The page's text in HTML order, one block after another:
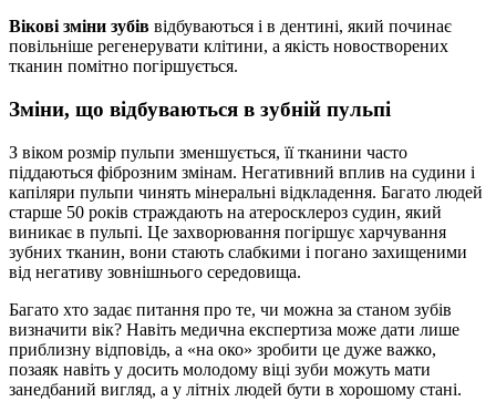
Вікові зміни зубів відбуваються і в дентині, який починає
повільніше регенерувати клітини, а якість новостворених
тканин помітно погіршується.
Зміни, що відбуваються в зубній пульпі
З віком розмір пульпи зменшується, її тканини часто
піддаються фіброзним змінам. Негативний вплив на судини і
капіляри пульпи чинять мінеральні відкладення. Багато людей
старше 50 років страждають на атеросклероз судин, який
виникає в пульпі. Це захворювання погіршує харчування
зубних тканин, вони стають слабкими і погано захищеними
від негативу зовнішнього середовища.
Багато хто задає питання про те, чи можна за станом зубів
визначити вік? Навіть медична експертиза може дати лише
приблизну відповідь, а «на око» зробити це дуже важко,
позаяк навіть у досить молодому віці зуби можуть мати
занедбаний вигляд, а у літніх людей бути в хорошому стані.